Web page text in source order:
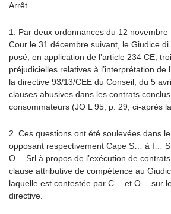
Arrêt
1. Par deux ordonnances du 12
Cour le 31 décembre suivant, le Giudice
posé, en application de l’article 234 CE,
préjudicielles relatives à l’interprétation de
la directive 93/13/CEE du Conseil, du 5
clauses abusives dans les contrats
consommateurs (JO L 95, p. 29, ci-après
2. Ces questions ont été soulevées dans
opposant respectivement Cape S… à I…
O… Srl à propos de l’exécution de
clause attributive de compétence au
laquelle est contestée par C… et O… sur
directive.